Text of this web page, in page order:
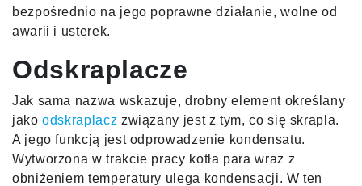
bezpośrednio na jego poprawne działanie, wolne od
awarii i usterek.
Odskraplacze
Jak sama nazwa wskazuje, drobny element określany
jakoodskraplacz związany jest z tym, co się skrapla.
A jego funkcją jest odprowadzenie kondensatu.
Wytworzona w trakcie pracy kotła para wraz z
obniżeniem temperatury ulega kondensacji. W ten